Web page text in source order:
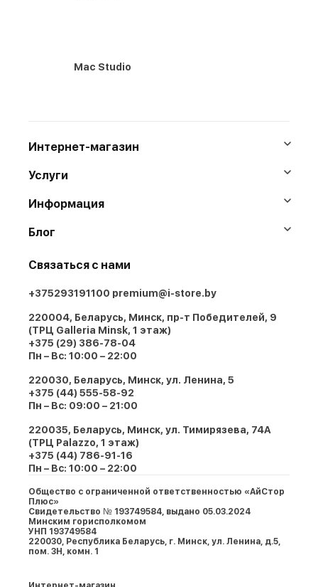
Mac Studio
Интернет-магазин
Услуги
Информация
Блог
Связаться с нами
+375293191100 premium@i-store.by
220004, Беларусь, Минск, пр-т Победителей, 9
(ТРЦ Galleria Minsk, 1 этаж)
+375 (29) 386-78-04
Пн – Вс: 10:00 – 22:00
220030, Беларусь, Минск, ул. Ленина, 5
+375 (44) 555-58-92
Пн – Вс: 09:00 – 21:00
220035, Беларусь, Минск, ул. Тимирязева, 74A
(ТРЦ Palazzo, 1 этаж)
+375 (44) 786-91-16
Пн – Вс: 10:00 – 22:00
Общество с ограниченной ответственностью «АйСтор
Плюс»
Свидетельство № 193749584, выдано 05.03.2024
Минским горисполкомом
УНП 193749584
220030, Республика Беларусь, г. Минcк, ул. Ленина, д.5,
пом. 3Н, комн. 1